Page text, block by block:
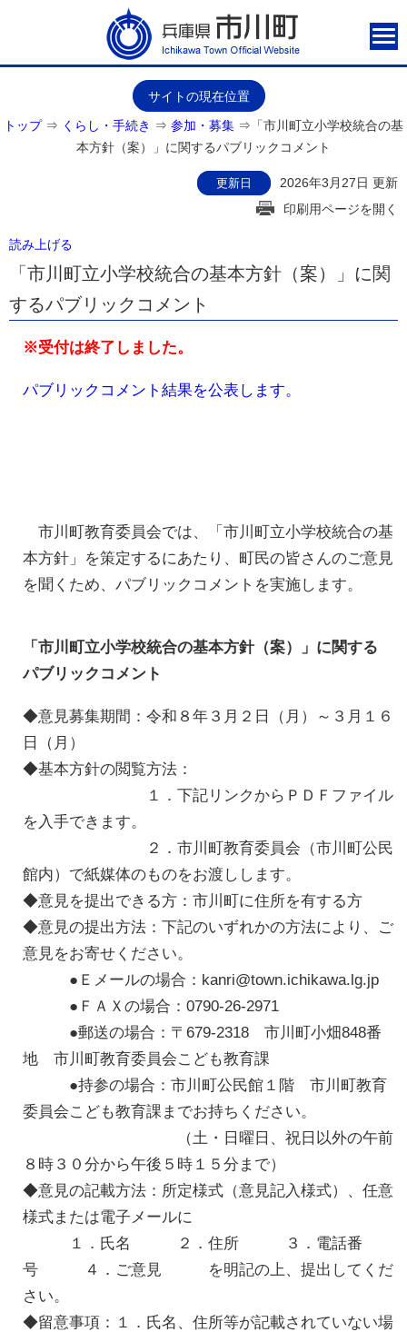
サイトの現在位置
トップ⇒ くらし・手続き ⇒ 参加・募集 ⇒ 「市川町立小学校統合の基
本方針（案）」に関するパブリックコメント
更新日
2026年3月27日 更新
印刷用ページを開く
読み上げる
「市川町立小学校統合の基本方針（案）」に関
するパブリックコメント
※受付は終了しました。
パブリックコメント結果を公表します。
市川町教育委員会では、「市川町立小学校統合の基
本方針」を策定するにあたり、町民の皆さんのご意見
を聞くため、パブリックコメントを実施します。
「市川町立小学校統合の基本方針（案）」に関する
パブリックコメント
◆意見募集期間：令和８年３月２日（月）～３月１６
日（月）
◆基本方針の閲覧方法：
１．下記リンクからＰＤＦファイル
を入手できます。
２．市川町教育委員会（市川町公民
館内）で紙媒体のものをお渡しします。
◆意見を提出できる方：市川町に住所を有する方
◆意見の提出方法：下記のいずれかの方法により、ご
意見をお寄せください。
●Ｅメールの場合：kanri@town.ichikawa.lg.jp
●ＦＡＸの場合：0790-26-2971
●郵送の場合：〒679-2318 市川町小畑848番
地 市川町教育委員会こども教育課
●持参の場合：市川町公民館１階 市川町教育
委員会こども教育課までお持ちください。
（土・日曜日、祝日以外の午前
８時３０分から午後５時１５分まで）
◆意見の記載方法：所定様式（意見記入様式）、任意
様式または電子メールに
１．氏名 ２．住所 ３．電話番
号 ４．ご意見 を明記の上、提出してくだ
さい。
◆留意事項：１．氏名、住所等が記載されていない場